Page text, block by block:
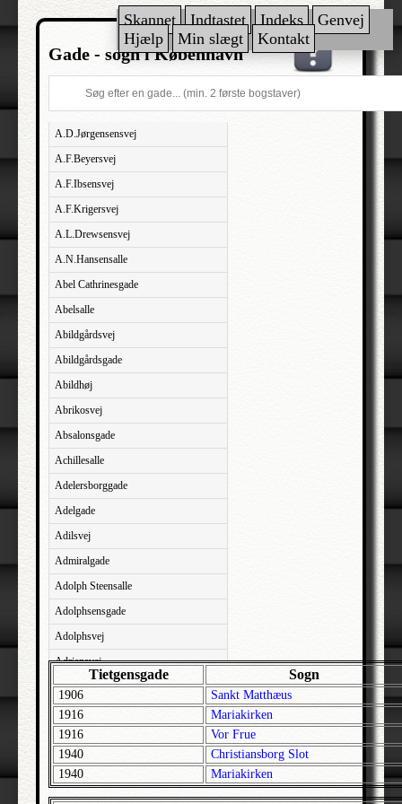
Skannet Indtastet Indeks
Genvej
Hjælp
Min slægt Kontakt
Gade - sogn i København
A.D.Jørgensensvej
A.F.Beyersvej
A.F.Ibsensvej
A.F.Krigersvej
A.L.Drewsensvej
A.N.Hansensalle
Abel Cathrinesgade
Abelsalle
Abildgårdsvej
Abildgårdsgade
Abildhøj
Abrikosvej
Absalonsgade
Achillesalle
Adelersborggade
Adelgade
Adilsvej
Admiralgade
Adolph Steensalle
Adolphsensgade
Adolphsvej
Adriansvej
Aftenbakken
Agavevej
Agerlandsvej
Agermosen
Agerskovvej
Tietgensgade Sogn
1906
Sankt Matthæus
1916
Mariakirken
1916
Vor Frue
1940
Christiansborg Slot
1940
Mariakirken